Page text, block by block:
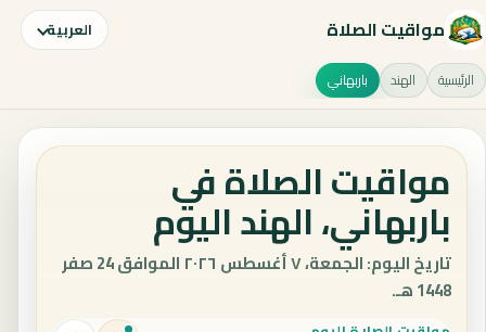
مواقيت الصلاة العربية
الرئيسية الهند باربهاني
مواقيت الصلاة في
باربهاني، الهند اليوم
تاريخ اليوم: الجمعة، ٧ أغسطس ٢٠٢٦ الموافق 24 صفر
1448 هـ.